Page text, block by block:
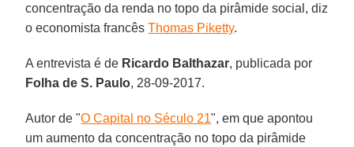
concentração da renda no topo da pirâmide social, diz
o economista francêsThomas Piketty.
A entrevista é de Ricardo Balthazar, publicada por
Folha de S. Paulo, 28-09-2017.
Autor de "O Capital no Século 21", em que apontou
um aumento da concentração no topo da pirâmide